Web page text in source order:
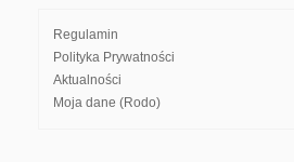
Regulamin
Polityka Prywatności
Aktualności
Moja dane (Rodo)